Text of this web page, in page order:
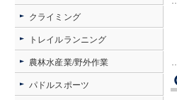
クライミング
トレイルランニング
農林水産業/野外作業
パドルスポーツ